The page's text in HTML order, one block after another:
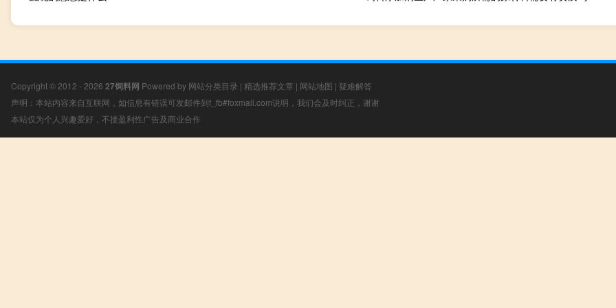
Copyright © 2012 - 2026 27饲料网 Powered by 网站分类目录 | 精选推荐文章 | 网站地图 | 疑难解答
声明：本站内容来自互联网，如信息有错误可发邮件到f_fb#foxmail.com说明，我们会及时纠正，谢谢
本站仅为个人兴趣爱好，不接盈利性广告及商业合作